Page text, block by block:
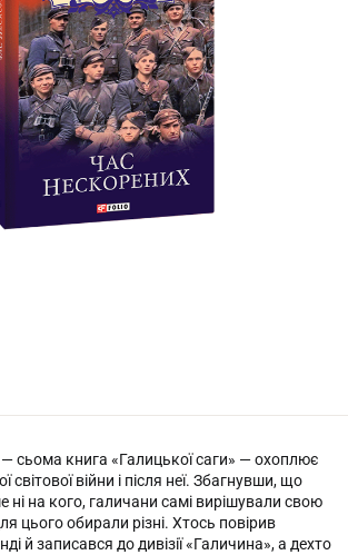
сьома книга «Галицької саги» — охоплює
світової війни і після неї. Збагнувши, що
ні на кого, галичани самі вирішували свою
цього обирали різні. Хтось повірив
й записався до дивізії «Галичина», а дехто